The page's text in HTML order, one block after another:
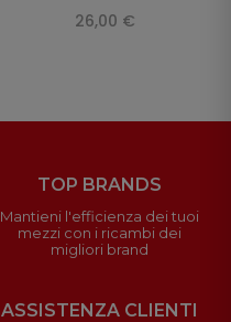
26,00 €
TOP BRANDS
Mantieni l'efficienza dei tuoi
mezzi con i ricambi dei
migliori brand
ASSISTENZA CLIENTI